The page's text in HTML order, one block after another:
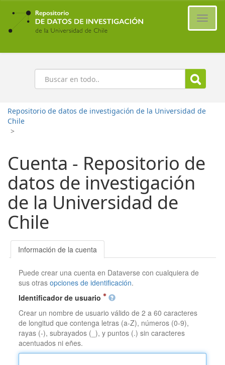
Ir
contenido
principal
Buscar
Repositorio de datos de investigación de la Universidad de
Chile
>
Cuenta - Repositorio de
datos de investigación
de la Universidad de
Chile
Información de la cuenta
Puede crear una cuenta en Dataverse con cualquiera de
sus otrasopciones de identificación.
Identificador de usuario
Crear un nombre de usuario válido de 2 a 60 caracteres
de longitud que contenga letras (a-Z), números (0-9),
rayas (-), subrayados (_), y puntos (.) sin caracteres
acentuados ni eñes.